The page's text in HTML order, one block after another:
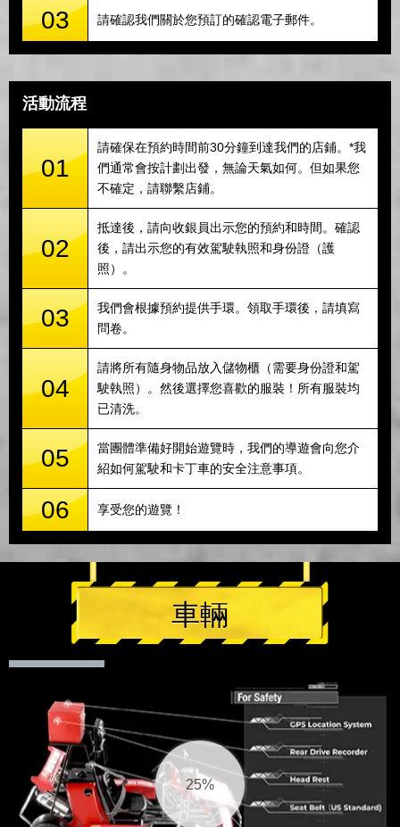
03 請確認我們關於您預訂的確認電子郵件。
活動流程
01
請確保在預約時間前30分鐘到達我們的店鋪。*我
們通常會按計劃出發，無論天氣如何。但如果您
不確定，請聯繫店鋪。
02
抵達後，請向收銀員出示您的預約和時間。確認
後，請出示您的有效駕駛執照和身份證（護
照）。
03
我們會根據預約提供手環。領取手環後，請填寫
問卷。
04
請將所有隨身物品放入儲物櫃（需要身份證和駕
駛執照）。然後選擇您喜歡的服裝！所有服裝均
已清洗。
05
當團體準備好開始遊覽時，我們的導遊會向您介
紹如何駕駛和卡丁車的安全注意事項。
06 享受您的遊覽！
車輛
26%